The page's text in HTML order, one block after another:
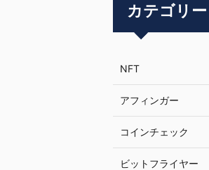
カテゴリー
NFT
アフィンガー
コインチェック
ビットフライヤー